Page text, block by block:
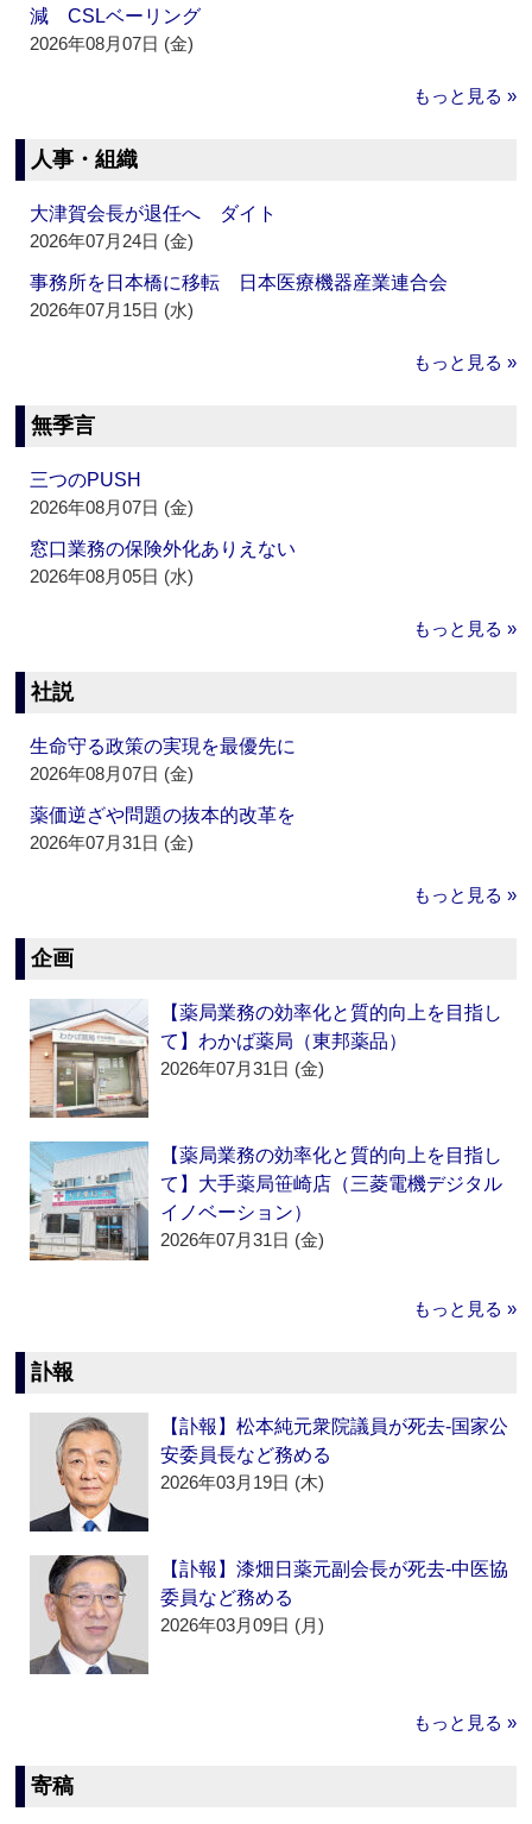
減 CSLベーリング
2026年08月07日 (金)
もっと見る »
人事・組織
大津賀会長が退任へ ダイト
2026年07月24日 (金)
事務所を日本橋に移転 日本医療機器産業連合会
2026年07月15日 (水)
もっと見る »
無季言
三つのPUSH
2026年08月07日 (金)
窓口業務の保険外化ありえない
2026年08月05日 (水)
もっと見る »
社説
生命守る政策の実現を最優先に
2026年08月07日 (金)
薬価逆ざや問題の抜本的改革を
2026年07月31日 (金)
もっと見る »
企画
【薬局業務の効率化と質的向上を目指し
て】わかば薬局（東邦薬品）
2026年07月31日 (金)
【薬局業務の効率化と質的向上を目指し
て】大手薬局笹崎店（三菱電機デジタル
イノベーション）
2026年07月31日 (金)
もっと見る »
訃報
【訃報】松本純元衆院議員が死去‐国家公
安委員長など務める
2026年03月19日 (木)
【訃報】漆畑日薬元副会長が死去‐中医協
委員など務める
2026年03月09日 (月)
もっと見る »
寄稿